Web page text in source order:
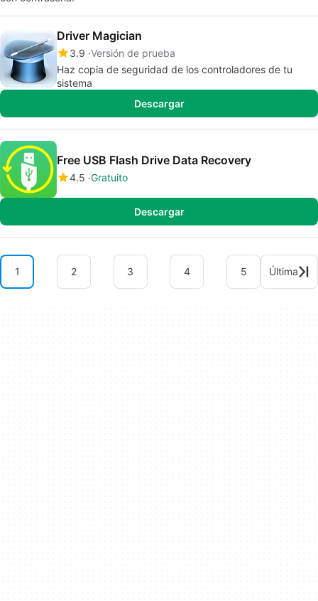
Driver Magician
3.9 Versión de prueba
Haz copia de seguridad de los controladores de tu
sistema
Descargar
Free USB Flash Drive Data Recovery
4.5 Gratuito
Descargar
1 2 3 4 5 Última